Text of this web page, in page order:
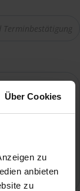
Über Cookies
zu
anbieten
zu